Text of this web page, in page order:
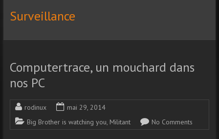
Surveillance
Computertrace, un mouchard dans
nos PC
rodinux
mai 29, 2014
Big Brother is watching you, Militant No Comments